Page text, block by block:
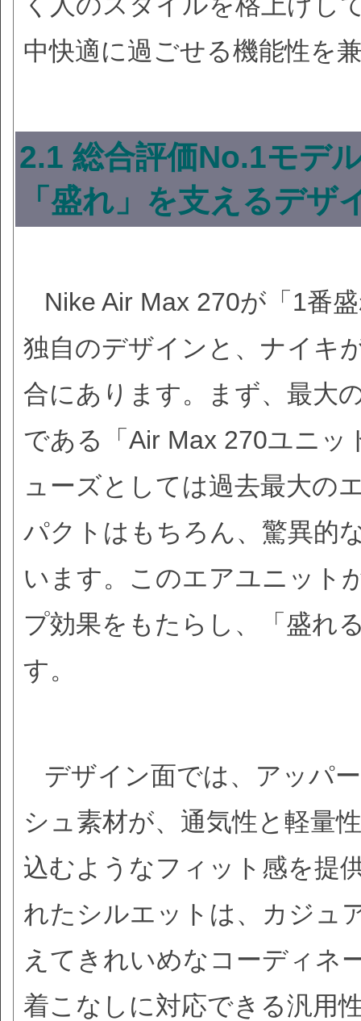
中快適に過ごせる機能性を
2.1 総合評価No.1モデ
「盛れ」を支えるデザ
Nike Air Max 270が「1番
独自のデザインと、ナイキ
合にあります。まず、最大
である「Air Max 270ユニ
ューズとしては過去最大の
パクトはもちろん、驚異的
います。このエアユニット
プ効果をもたらし、「盛れ
す。
デザイン面では、アッパ
シュ素材が、通気性と軽量
込むようなフィット感を提
れたシルエットは、カジュ
えてきれいめなコーディネ
着こなしに対応できる汎用